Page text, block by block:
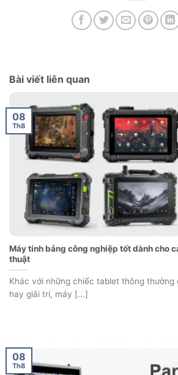
Bài viết liên quan
Máy tính bảng công nghiệp tốt dành cho
thuật
Khác với những chiếc tablet thông thường
hay giải trí, máy [...]
08
Th8
08
Th8